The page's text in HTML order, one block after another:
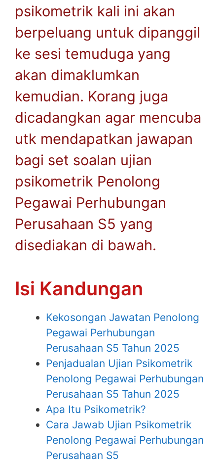
psikometrik kali ini akan
berpeluang untuk dipanggil
ke sesi temuduga yang
akan dimaklumkan
kemudian. Korang juga
dicadangkan agar mencuba
utk mendapatkan jawapan
bagi set soalan ujian
psikometrik Penolong
Pegawai Perhubungan
Perusahaan S5 yang
disediakan di bawah.
Isi Kandungan
Kekosongan Jawatan Penolong
Pegawai Perhubungan
Perusahaan S5 Tahun 2025
Penjadualan Ujian Psikometrik
Penolong Pegawai Perhubungan
Perusahaan S5 Tahun 2025
Apa Itu Psikometrik?
Cara Jawab Ujian Psikometrik
Penolong Pegawai Perhubungan
Perusahaan S5